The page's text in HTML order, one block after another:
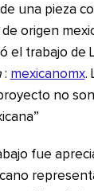
una pieza
origen
el trabajo de
: mexicanomx.
no
fue